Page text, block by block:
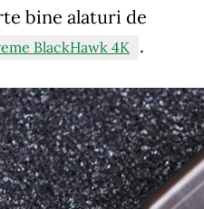
bine alaturi de
BlackHawk 4K .